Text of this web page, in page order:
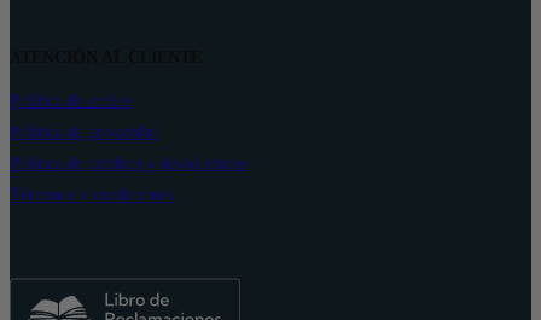
Política de envíos
Política de privacidad
Política de cambios y devoluciones
Términos y condiciones